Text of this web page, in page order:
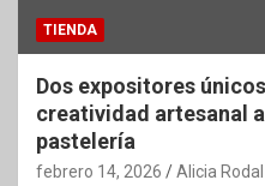
TIENDA
Dos expositores
creatividad artesanal
pastelería
febrero 14, 2026 Alicia Rodal